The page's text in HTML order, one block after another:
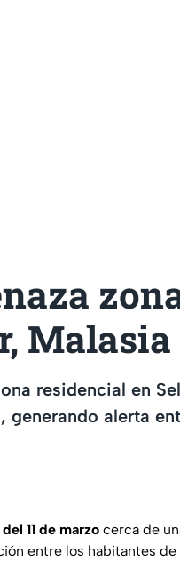
Malasia
residencial en
generando alerta
11 de marzo cerca de
entre los habitantes de